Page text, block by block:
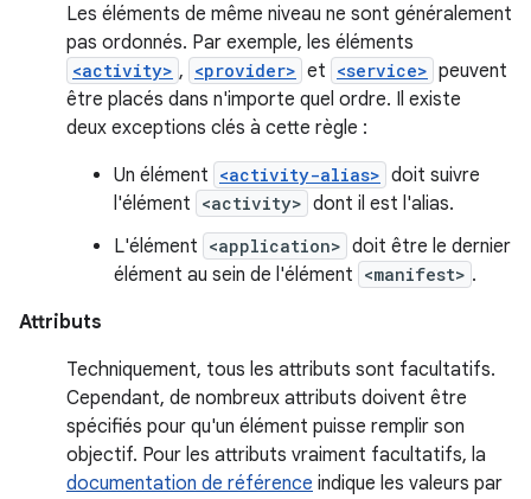
Les éléments de même niveau ne sont généralement
pas ordonnés. Par exemple, les éléments
<activity> , <provider> et <service> peuvent
être placés dans n'importe quel ordre. Il existe
deux exceptions clés à cette règle :
Un élément <activity-alias> doit suivre
l'élément <activity> dont il est l'alias.
L'élément <application> doit être le dernier
élément au sein de l'élément <manifest> .
Attributs
Techniquement, tous les attributs sont facultatifs.
Cependant, de nombreux attributs doivent être
spécifiés pour qu'un élément puisse remplir son
objectif. Pour les attributs vraiment facultatifs, la
documentation de référence indique les valeurs par